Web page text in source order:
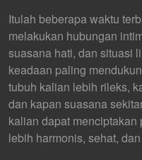
Itulah beberapa waktu
melakukan hubungan
suasana hati, dan situasi
keadaan paling
tubuh kalian lebih rileks,
dan kapan suasana
kalian dapat
lebih harmonis, sehat,